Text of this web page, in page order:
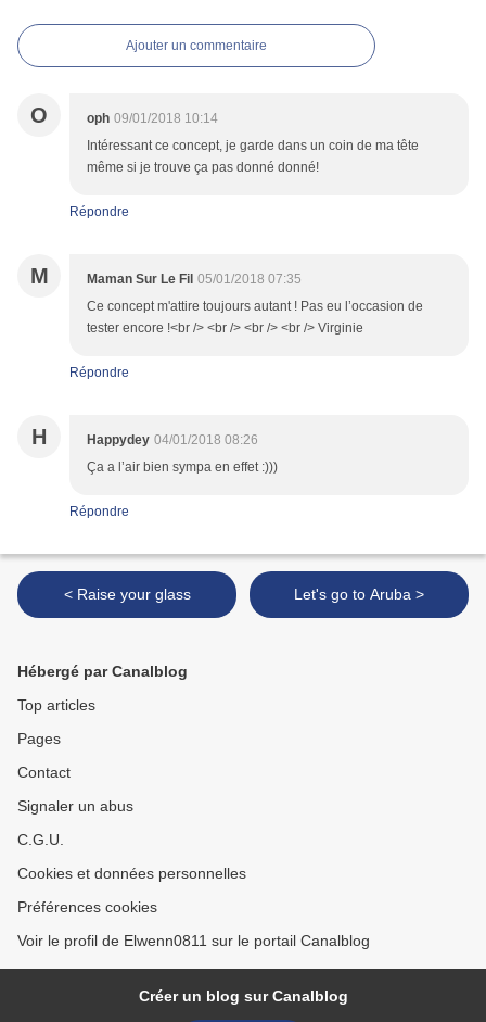
Ajouter un commentaire
O oph 09/01/2018 10:14
Intéressant ce concept, je garde dans un coin de ma tête
même si je trouve ça pas donné donné!
Répondre
M Maman Sur Le Fil 05/01/2018 07:35
Ce concept m'attire toujours autant ! Pas eu l’occasion de
tester encore !<br /> <br /> <br /> <br /> Virginie
Répondre
H Happydey 04/01/2018 08:26
Ça a l’air bien sympa en effet :)))
Répondre
< Raise your glass Let's go to Aruba >
Hébergé par Canalblog
Top articles
Pages
Contact
Signaler un abus
C.G.U.
Cookies et données personnelles
Préférences cookies
Voir le profil de Elwenn0811 sur le portail Canalblog
Créer un blog sur Canalblog